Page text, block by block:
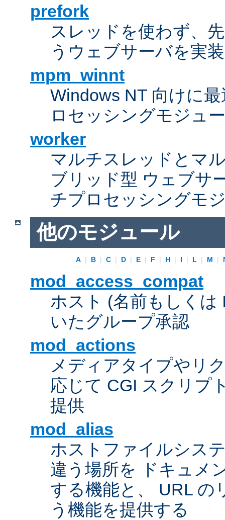
prefork
スレッドを使わず、
うウェブサーバを実装
mpm_winnt
Windows NT 向けに
ロセッシングモジュ
worker
マルチスレッドとマ
ブリッド型 ウェブサ
チプロセッシングモ
他のモジュール
A | B | C | D | E | F | H | I | L | M |
mod_access_compat
ホスト (名前もしくは
いたグループ承認
mod_actions
メディアタイプやリ
応じて CGI スクリプ
提供
mod_alias
ホストファイルシス
違う場所を ドキュメ
する機能と、 URL の
う機能を提供する